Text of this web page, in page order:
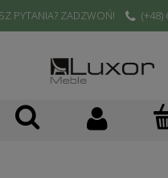
PYTANIA? ZADZWOŃ! (+48)